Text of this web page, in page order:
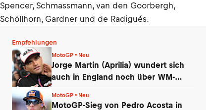
Spencer, Schmassmann, van den Goorbergh,
Schöllhorn, Gardner und de Radigués.
Empfehlungen
MotoGP • Neu
Jorge Martin (Aprilia) wundert sich
auch in England noch über WM-
MotoGP • Neu
MotoGP-Sieg von Pedro Acosta in